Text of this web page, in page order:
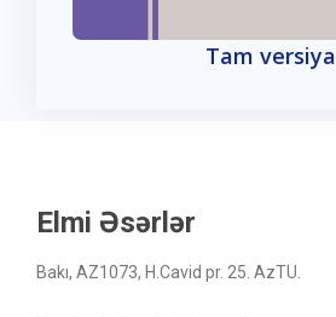
Tam versiya
Elmi Əsərlər
Bakı, AZ1073, H.Cavid pr. 25. AzTU.